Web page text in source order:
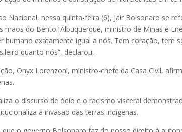
Nacional, nessa quinta-feira (6), Jair Bolsonaro se
mãos do Bento [Albuquerque, ministro de Minas e
humano exatamente igual a nós. Tem coração, tem
quanto nós”, declarou.
Onyx Lorenzoni, ministro-chefe da Casa Civil,
o discurso de ódio e o racismo visceral
a invasão das terras indígenas.